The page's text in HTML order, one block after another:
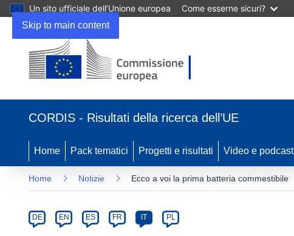
Skip to main content
Un sito ufficiale dell’Unione europea Come esserne sicuri?
in
nuova
finestra)
CORDIS - Risultati della ricerca dell’UE
Home Pack tematici Progetti e risultati Video e podcast
Home Notizie Ecco a voi la prima batteria commestibile
Category
Article
available
DE EN ES FR IT PL